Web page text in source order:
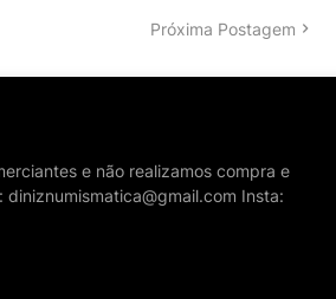
Próxima Postagem
e não realizamos compra e
Insta: